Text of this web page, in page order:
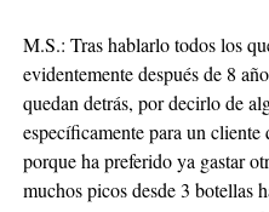
M.S.: Tras hablarlo todos los
evidentemente después de 8
quedan detrás, por decirlo de
específicamente para un
porque ha preferido ya gastar
muchos picos desde 3 botellas